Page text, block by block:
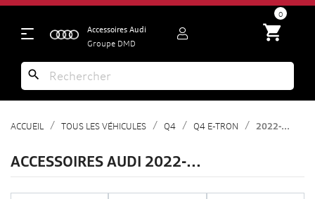
shopping_cart
0
Accessoires Audi
Groupe DMD
search
ACCUEIL TOUS LES VÉHICULES Q4 Q4 E-TRON 2022-...
ACCESSOIRES AUDI 2022-...